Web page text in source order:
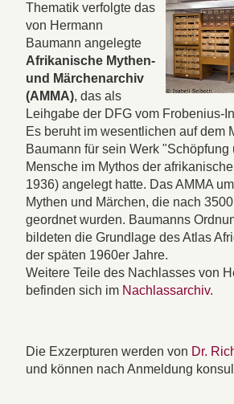
Thematik verfolgte das
von Hermann
Baumann angelegte
Afrikanische Mythen-
und Märchenarchiv
(AMMA), das als
Leihgabe der DFG vom Frobenius-
Es beruht im wesentlichen auf dem
Baumann für sein Werk "Schöpfung
Mensche im Mythos der
1936) angelegt hatte. Das AMMA
Mythen und Märchen, die nach
geordnet wurden. Baumanns
bildeten die Grundlage des Atlas
der späten 1960er Jahre.
Weitere Teile des Nachlasses von
befinden sich im Nachlassarchiv.
Die Exzerpturen werden von Dr.
und können nach Anmeldung